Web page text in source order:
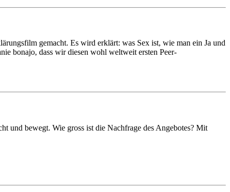
gemacht. Es wird erklärt: was Sex ist, wie man ein Ja und
bonajo, dass wir diesen wohl weltweit ersten Peer-
und bewegt. Wie gross ist die Nachfrage des Angebotes? Mit